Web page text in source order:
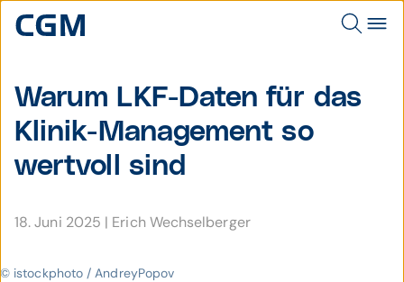
Warum LKF-Daten für das
Klinik-Manage­ment so
wert­voll sind
18. Juni 2025 | Erich Wechselberger
© istockphoto / AndreyPopov